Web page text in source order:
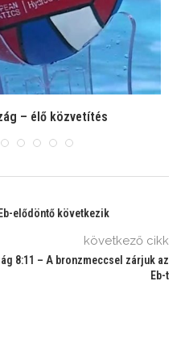
– élő közvetítés
elődöntő következik
következő cikk
8:11 – A bronzmeccsel zárjuk az
Eb-t